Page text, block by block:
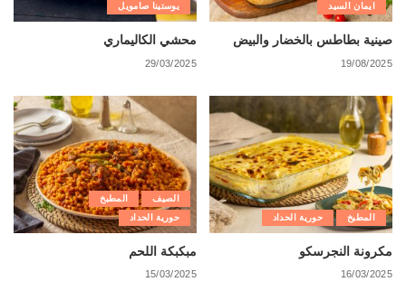
ايمان السيد
صينية بطاطس بالخضار والبيض
19/08/2025
يوستينا صامويل
محشي الكاليماري
29/03/2025
المطبخ حورية الحداد
مكرونة النجرسكو
16/03/2025
الصيف
المطبخ
حورية الحداد
مبكبكة اللحم
15/03/2025